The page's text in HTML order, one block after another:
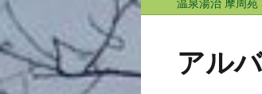
温泉湯治 摩周苑
アル